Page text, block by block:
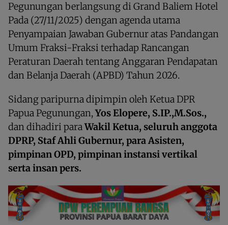
Pegunungan berlangsung di Grand Baliem Hotel
Pada (27/11/2025) dengan agenda utama
Penyampaian Jawaban Gubernur atas Pandangan
Umum Fraksi-Fraksi terhadap Rancangan
Peraturan Daerah tentang Anggaran Pendapatan
dan Belanja Daerah (APBD) Tahun 2026.
Sidang paripurna dipimpin oleh Ketua DPR
Papua Pegunungan,Yos Elopere, S.IP.,M.Sos.,
dan dihadiri paraWakil Ketua, seluruh anggota
DPRP, Staf Ahli Gubernur, para Asisten,
pimpinan OPD, pimpinan instansi vertikal
serta insan pers.